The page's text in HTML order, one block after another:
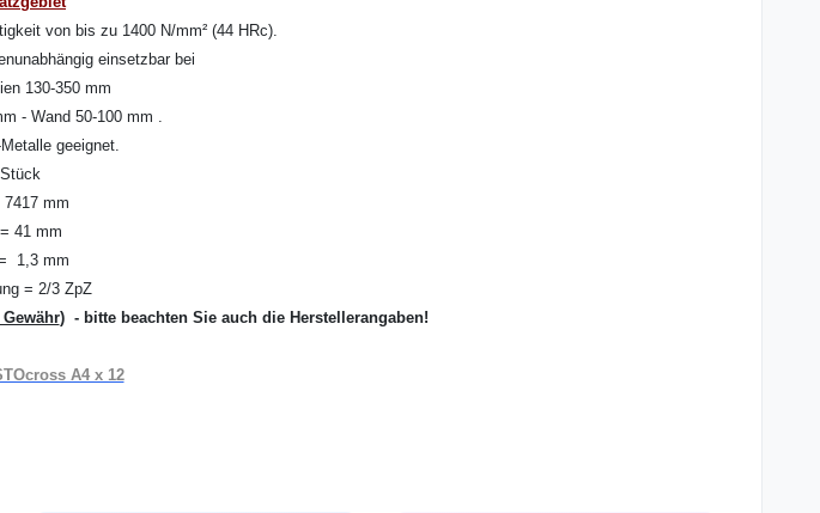
von bis zu 1400 N/mm² (44 HRc).
einsetzbar bei
130-350 mm
- Wand 50-100 mm .
geeignet.
7417 mm
= 41 mm
1,3 mm
= 2/3 ZpZ
) - bitte beachten Sie auch die Herstellerangaben!
A4 x 12